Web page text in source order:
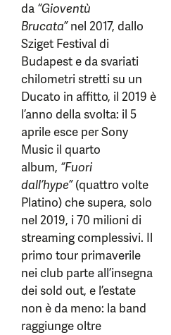
da “Gioventù
Brucata”nel 2017, dallo
Sziget Festival di
Budapest e da svariati
chilometri stretti su un
Ducato in affitto, il 2019 è
l’anno della svolta: il 5
aprile esce per Sony
Music il quarto
album, “Fuori
dall’hype”(quattro volte
Platino) che supera, solo
nel 2019, i 70 milioni di
streaming complessivi. Il
primo tour primaverile
nei club parte all’insegna
dei sold out, e l’estate
non è da meno: la band
raggiunge oltre